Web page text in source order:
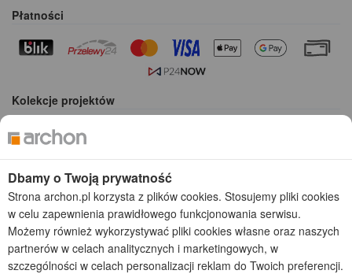
Płatności
Kolekcje projektów
Gotowe projekty domów
Projekty domów tanich w budowie
Projekty domów szeregowych
Projekty małych domów (do 150 m2)
Projekty domów wielorodzinnych
Projekty domów bliźniaczych
Projekty domów nowoczesnych
Projekty domów parterowych
Dbamy o Twoją prywatność
Strona archon.pl korzysta z plików cookies. Stosujemy pliki cookies
w celu zapewnienia prawidłowego funkcjonowania serwisu.
Możemy również wykorzystywać pliki cookies własne oraz naszych
partnerów w celach analitycznych i marketingowych, w
szczególności w celach personalizacji reklam do Twoich preferencji.